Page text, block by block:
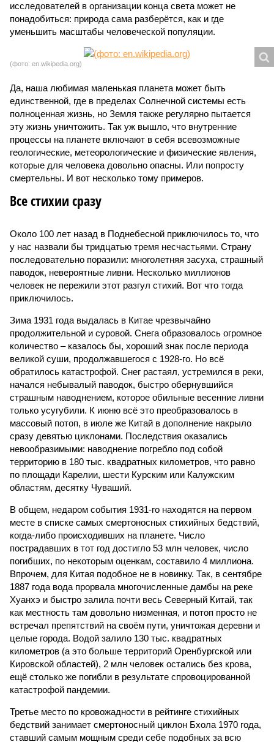
исследователей в организации конца света может не
понадобиться: природа сама разберётся, как и где
уменьшить масштабы человеческой популяции.
(фото: en.wikipedia.org)
Да, наша любимая маленькая планета может быть
единственной, где в пределах Солнечной системы есть
полноценная жизнь, но Земля также регулярно пытается
эту жизнь уничтожить. Так уж вышло, что внутренние
процессы на планете включают в себя всевозможные
геологические, метеорологические и физические явления,
которые для человека довольно опасны. Или попросту
смертельны. И вот несколько тому примеров.
Все стихии сразу
Около 100 лет назад в Поднебесной приключилось то, что
у нас назвали бы тридцатью тремя несчастьями. Страну
последовательно поразили: многолетняя засуха, страшный
паводок, невероятные ливни. Несколько миллионов
человек не пережили этот разгул стихий. Вот что тогда
приключилось.
Зима 1931 года выдалась в Китае чрезвычайно
продолжительной и суровой. Снега образовалось огромное
количество – казалось бы, хороший знак после периода
великой суши, продолжавшегося с 1928-го. Но всё
обратилось катастрофой. Снег растаял, устремился в реки,
начался небывалый паводок, быстро обернувшийся
страшным наводнением, которое обильные весенние ливни
только усугубили. К июню всё это преобразовалось в
массовый потоп, в июле же Китай в дополнение накрыло
сразу девятью циклонами. Последствия оказались
невообразимыми: наводнение погребло под собой
территорию в 180 тыс. квадратных километров, что равно
по площади Карелии, шести Курским или Калужским
областям, десятку Чуваший.
В общем, недаром события 1931-го находятся на первом
месте в списке самых смертоносных стихийных бедствий,
когда-либо происходивших на планете. Число
пострадавших в тот год достигло 53 млн человек, число
погибших, по некоторым оценкам, составило 4 миллиона.
Впрочем, для Китая подобное не в новинку. Так, в сентябре
1887 года вода прорвала многочисленные дамбы на реке
Хуанхэ и быстро залила почти весь Северный Китай, так
как местность там довольно низменная, и потоп просто не
встречал препятствий на своём пути, уничтожая деревни и
целые города. Водой залило 130 тыс. квадратных
километров (а это больше территорий Оренбургской или
Кировской областей), 2 млн человек остались без крова,
ещё столько же погибли в результате спровоцированной
катастрофой пандемии.
Третье место по кровожадности в рейтинге стихийных
бедствий занимает смертоносный циклон Бхола 1970 года,
ставший самым мощным среди себе подобных за всю